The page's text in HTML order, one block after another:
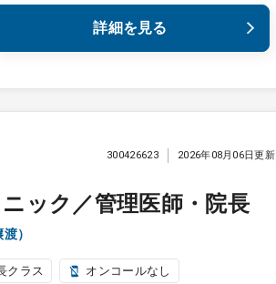
詳細を見る
ック／管理医師・院長
）
300426623 2026年08月06日更新
クラス オンコールなし